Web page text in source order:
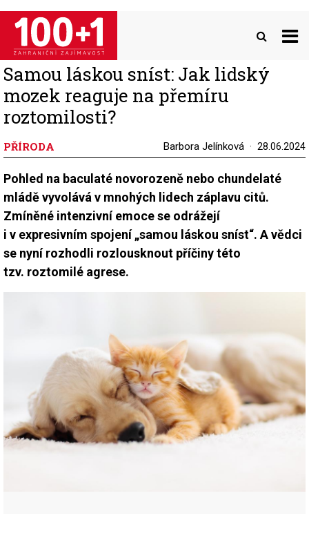
Přejít
hlavnímu
obsahu
Samou láskou sníst: Jak lidský
mozek reaguje na přemíru
roztomilosti?
PŘÍRODA Barbora Jelínková 28.06.2024
Pohled na baculaté novorozeně nebo chundelaté
mládě vyvolává v mnohých lidech záplavu citů.
Zmíněné intenzivní emoce se odrážejí
i v expresivním spojení „samou láskou sníst“. A vědci
se nyní rozhodli rozlousknout příčiny této
tzv. roztomilé agrese.